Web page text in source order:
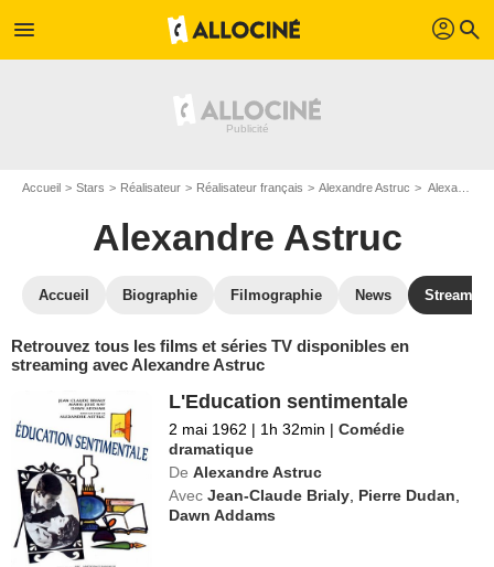
menu profil search
Accueil Stars Réalisateur Réalisateur français Alexandre Astruc Alexandre Astruc : Films et séries online
Alexandre Astruc
Accueil Biographie Filmographie News Streaming
Retrouvez tous les films et séries TV disponibles en
streaming avec Alexandre Astruc
L'Education sentimentale
2 mai 1962 | 1h 32min | Comédie
dramatique
De Alexandre Astruc
Avec Jean-Claude Brialy Pierre Dudan
Dawn Addams